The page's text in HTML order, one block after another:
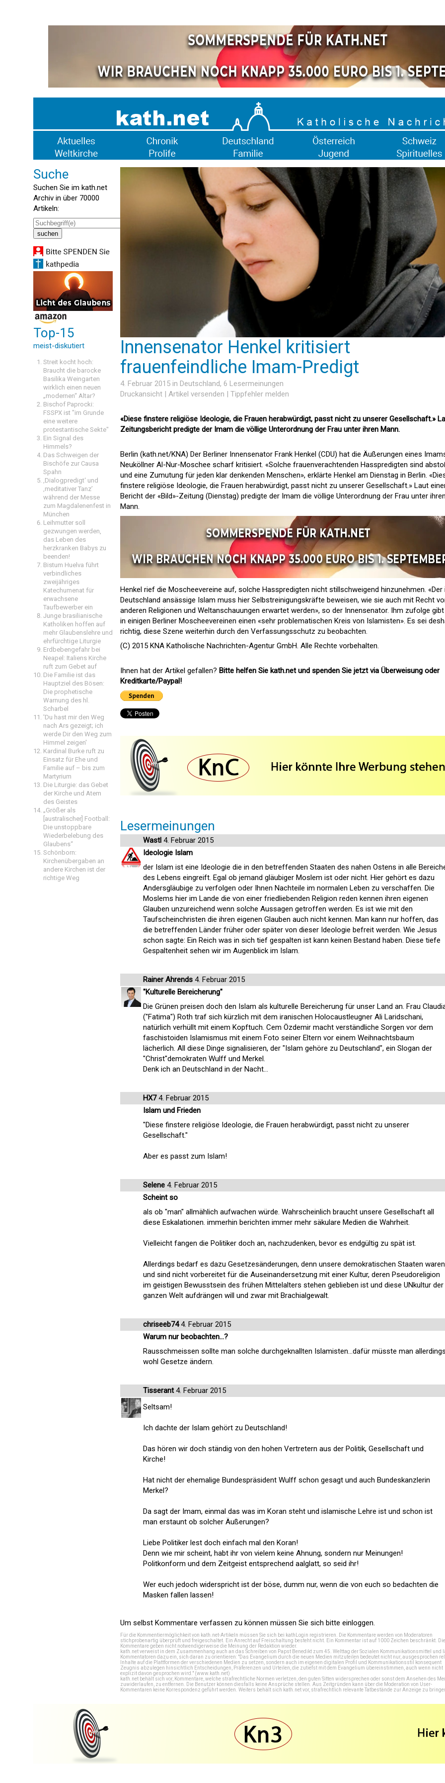
Suche
Suchen Sie im kath.net
Archiv in über 70000
Artikeln:
Top-15
meist-diskutiert
Streit kocht hoch:
Braucht die barocke
Basilika Weingarten
wirklich einen neuen
„modernen“ Altar?
Bischof Paprocki:
FSSPX ist "im Grunde
eine weitere
protestantische Sekte"
Ein Signal des
Himmels?
Das Schweigen der
Bischöfe zur Causa
Spahn
‚Dialogpredigt‘ und
‚meditativer Tanz’
während der Messe
zum Magdalenenfest in
München
Leihmutter soll
gezwungen werden,
das Leben des
herzkranken Babys zu
beenden!
Bistum Huelva führt
verbindliches
zweijähriges
Katechumenat für
erwachsene
Taufbewerber ein
Junge brasilianische
Katholiken hoffen auf
mehr Glaubenslehre und
ehrfürchtige Liturgie
Erdbebengefahr bei
Neapel: Italiens Kirche
ruft zum Gebet auf
Die Familie ist das
Hauptziel des Bösen:
Die prophetische
Warnung des hl.
Scharbel
'Du hast mir den Weg
nach Ars gezeigt; ich
werde Dir den Weg zum
Himmel zeigen'
Kardinal Burke ruft zu
Einsatz für Ehe und
Familie auf – bis zum
Martyrium
Die Liturgie: das Gebet
der Kirche und Atem
des Geistes
„Größer als
[australischer] Football:
Die unstoppbare
Wiederbelebung des
Glaubens“
Schönborn:
Kirchenübergaben an
andere Kirchen ist der
richtige Weg
Innensenator Henkel kritisiert
frauenfeindliche Imam-Predigt
4. Februar 2015 in Deutschland, 6 Lesermeinungen
Druckansicht | Artikel versenden | Tippfehler melden
«Diese finstere religiöse Ideologie, die Frauen herabwürdigt, passt nicht zu unserer Gesellschaft.»
Zeitungsbericht predigte der Imam die völlige Unterordnung der Frau unter ihren Mann.
Berlin (kath.net/KNA) Der Berliner Innensenator Frank Henkel (CDU) hat die Äußerungen eines
Neuköllner Al-Nur-Moschee scharf kritisiert. «Solche frauenverachtenden Hasspredigten sind
und eine Zumutung für jeden klar denkenden Menschen», erklärte Henkel am Dienstag in Berlin.
finstere religiöse Ideologie, die Frauen herabwürdigt, passt nicht zu unserer Gesellschaft.» Laut
Bericht der «Bild»-Zeitung (Dienstag) predigte der Imam die völlige Unterordnung der Frau unter ihren
Mann.
Henkel rief die Moscheevereine auf, solche Hasspredigten nicht stillschweigend hinzunehmen. «Der
Deutschland ansässige Islam muss hier Selbstreinigungskräfte beweisen, wie sie auch mit Recht
anderen Religionen und Weltanschauungen erwartet werden», so der Innensenator. Ihm zufolge
in einigen Berliner Moscheevereinen einen «sehr problematischen Kreis von Islamisten». Es sei
richtig, diese Szene weiterhin durch den Verfassungsschutz zu beobachten.
(C) 2015 KNA Katholische Nachrichten-Agentur GmbH. Alle Rechte vorbehalten.
Ihnen hat der Artikel gefallen? Bitte helfen Sie kath.net und spenden Sie jetzt via Überweisung oder
Kreditkarte/Paypal!
Lesermeinungen
Wastl 4. Februar 2015
Ideologie Islam
der Islam ist eine Ideologie die in den betreffenden Staaten des nahen Ostens in alle
des Lebens eingreift. Egal ob jemand gläubiger Moslem ist oder nicht. Hier gehört es dazu
Andersgläubige zu verfolgen oder Ihnen Nachteile im normalen Leben zu verschaffen. Die
Moslems hier im Lande die von einer friedliebenden Religion reden kennen ihren eigenen
Glauben unzureichend wenn solche Aussagen getroffen werden. Es ist wie mit den
Taufscheinchristen die ihren eigenen Glauben auch nicht kennen. Man kann nur hoffen, das
die betreffenden Länder früher oder später von dieser Ideologie befreit werden. Wie Jesus
schon sagte: Ein Reich was in sich tief gespalten ist kann keinen Bestand haben. Diese tiefe
Gespaltenheit sehen wir im Augenblick im Islam.
Rainer Ahrends 4. Februar 2015
"Kulturelle Bereicherung"
Die Grünen preisen doch den Islam als kulturelle Bereicherung für unser Land an. Frau
("Fatima") Roth traf sich kürzlich mit dem iranischen Holocaustleugner Ali Laridschani,
natürlich verhüllt mit einem Kopftuch. Cem Özdemir macht verständliche Sorgen vor dem
faschistoiden Islamismus mit einem Foto seiner Eltern vor einem Weihnachtsbaum
lächerlich. All diese Dinge signalisieren, der "Islam gehöre zu Deutschland", ein Slogan der
"Christ"demokraten Wulff und Merkel.
Denk ich an Deutschland in der Nacht...
HX74. Februar 2015
Islam und Frieden
"Diese finstere religiöse Ideologie, die Frauen herabwürdigt, passt nicht zu unserer
Gesellschaft."
Aber es passt zum Islam!
Selene 4. Februar 2015
Scheint so
als ob "man" allmählich aufwachen würde. Wahrscheinlich braucht unsere Gesellschaft all
diese Eskalationen. immerhin berichten immer mehr säkulare Medien die Wahrheit.
Vielleicht fangen die Politiker doch an, nachzudenken, bevor es endgültig zu spät ist.
Allerdings bedarf es dazu Gesetzesänderungen, denn unsere demokratischen Staaten waren
und sind nicht vorbereitet für die Auseinandersetzung mit einer Kultur, deren Pseudoreligion
im geistigen Bewusstsein des frühen Mittelalters stehen geblieben ist und diese UNkultur der
ganzen Welt aufdrängen will und zwar mit Brachialgewalt.
chriseeb744. Februar 2015
Warum nur beobachten...?
Rausschmeissen sollte man solche durchgeknallten Islamisten...dafür müsste man allerdings
wohl Gesetze ändern.
Tisserant4. Februar 2015
Seltsam!
Ich dachte der Islam gehört zu Deutschland!
Das hören wir doch ständig von den hohen Vertretern aus der Politik, Gesellschaft und
Kirche!
Hat nicht der ehemalige Bundespräsident Wulff schon gesagt und auch Bundeskanzlerin
Merkel?
Da sagt der Imam, einmal das was im Koran steht und islamische Lehre ist und schon ist
man erstaunt ob solcher Äußerungen?
Liebe Politiker lest doch einfach mal den Koran!
Denn wie mir scheint, habt ihr von vielem keine Ahnung, sondern nur Meinungen!
Politkonform und dem Zeitgeist entsprechend aalglatt, so seid ihr!
Wer euch jedoch widerspricht ist der böse, dumm nur, wenn die von euch so bedachten die
Masken fallen lassen!
Um selbst Kommentare verfassen zu können müssen Sie sich bitte einloggen.
Für die Kommentiermöglichkeit von kath.net-Artikeln müssen Sie sich bei kathLogin registrieren . Die Kommentare werden von Moderatoren
stichprobenartig überprüft und freigeschaltet. Ein Anrecht auf Freischaltung besteht nicht. Ein Kommentar ist auf 1000 Zeichen beschränkt. Die
Kommentare geben nicht notwendigerweise die Meinung der Redaktion wieder.
kath.net verweist in dem Zusammenhang auch an das Schreiben von Papst Benedikt zum 45. Welttag der Sozialen Kommunikationsmittel und
Kommentatoren dazu ein, sich daran zu orientieren: "Das Evangelium durch die neuen Medien mitzuteilen bedeutet nicht nur, ausgesprochen
Inhalte auf die Plattformen der verschiedenen Medien zu setzen, sondern auch im eigenen digitalen Profil und Kommunikationsstil konsequent
Zeugnis abzulegen hinsichtlich Entscheidungen, Präferenzen und Urteilen, die zutiefst mit dem Evangelium übereinstimmen, auch wenn nicht
explizit davon gesprochen wird." (www.kath.net)
kath.net behält sich vor, Kommentare, welche strafrechtliche Normen verletzen, den guten Sitten widersprechen oder sonst dem Ansehen des
zuwiderlaufen, zu entfernen. Die Benutzer können diesfalls keine Ansprüche stellen. Aus Zeitgründen kann über die Moderation von User-
Kommentaren keine Korrespondenz geführt werden. Weiters behält sich kath.net vor, strafrechtlich relevante Tatbestände zur Anzeige zu